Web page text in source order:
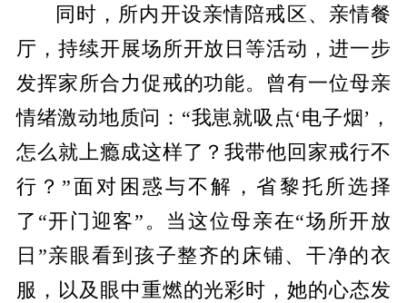
同时，所内开设亲情陪戒区、亲情餐
厅，持续开展场所开放日等活动，进一步
发挥家所合力促戒的功能。 曾有一位母亲
情绪激动地质问： “我崽就吸点‘电子烟’，
怎么就上瘾成这样了？我带他回家戒行不
行？”面对困惑与不解，省黎托所选择
了“开门迎客”。当这位母亲在“场所开放
日”亲眼看到孩子整齐的床铺、干净的衣
服，以及眼中重燃的光彩时，她的心态发